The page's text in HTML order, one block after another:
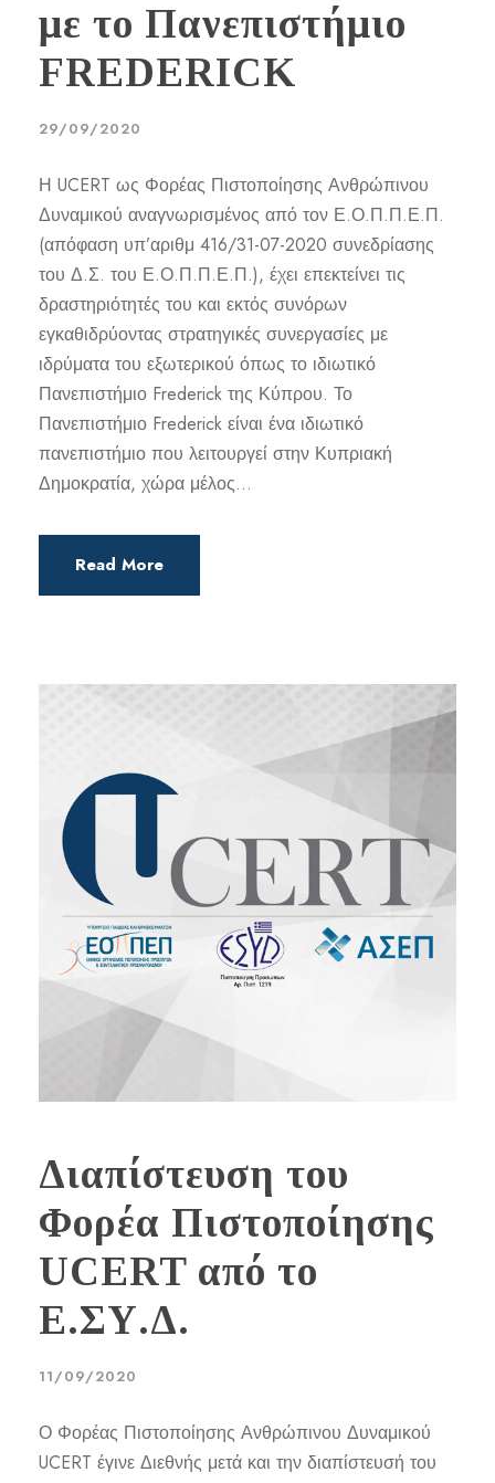
με το Πανεπιστήμιο
FREDERICK
29/09/2020
Η UCERT ως Φορέας Πιστοποίησης Ανθρώπινου
Δυναμικού αναγνωρισμένος από τον Ε.Ο.Π.Π.Ε.Π.
(απόφαση υπ’αριθμ 416/31-07-2020 συνεδρίασης
του Δ.Σ. του Ε.Ο.Π.Π.Ε.Π.), έχει επεκτείνει τις
δραστηριότητές του και εκτός συνόρων
εγκαθιδρύοντας στρατηγικές συνεργασίες με
ιδρύματα του εξωτερικού όπως το ιδιωτικό
Πανεπιστήμιο Frederick της Κύπρου. Το
Πανεπιστήμιο Frederick είναι ένα ιδιωτικό
πανεπιστήμιο που λειτουργεί στην Κυπριακή
Δημοκρατία, χώρα μέλος...
Read More
Διαπίστευση του
Φορέα Πιστοποίησης
UCERT από το
Ε.ΣΥ.Δ.
11/09/2020
Ο Φορέας Πιστοποίησης Ανθρώπινου Δυναμικού
UCERT έγινε Διεθνής μετά και την διαπίστευσή του